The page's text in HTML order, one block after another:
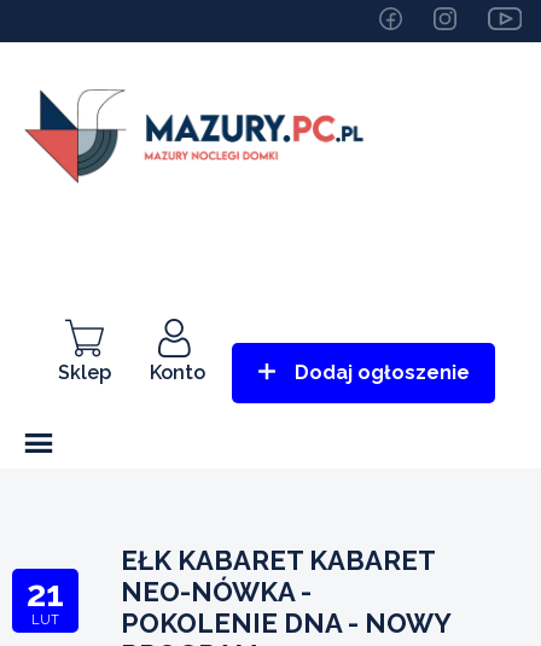
Sklep Konto Dodaj ogłoszenie
21
LUT
EŁK KABARET KABARET
NEO-NÓWKA -
POKOLENIE DNA - NOWY